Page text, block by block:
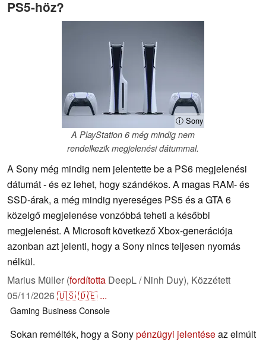
PS5-höz?
ⓘ Sony
A PlayStation 6 még mindig nem
rendelkezik megjelenési dátummal.
A Sony még mindig nem jelentette be a PS6 megjelenési
dátumát - és ez lehet, hogy szándékos. A magas RAM- és
SSD-árak, a még mindig nyereséges PS5 és a GTA 6
közelgő megjelenése vonzóbbá teheti a későbbi
megjelenést. A Microsoft következő Xbox-generációja
azonban azt jelenti, hogy a Sony nincs teljesen nyomás
nélkül.
Marius Müller (fordította DeepL / Ninh Duy), Közzétett
05/11/2026🇺🇸🇩🇪 ...
Gaming BusinessConsole
Sokan remélték, hogy a Sonypénzügyi jelentéseaz elmúlt